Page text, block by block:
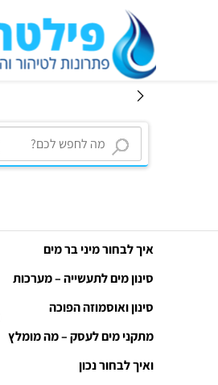
איך לבחור מיני בר מים
סינון מים לתעשייה – מערכות
סינון ואוסמוזה הפוכה
מתקני מים לעסק – מה מומלץ
ואיך לבחור נכון